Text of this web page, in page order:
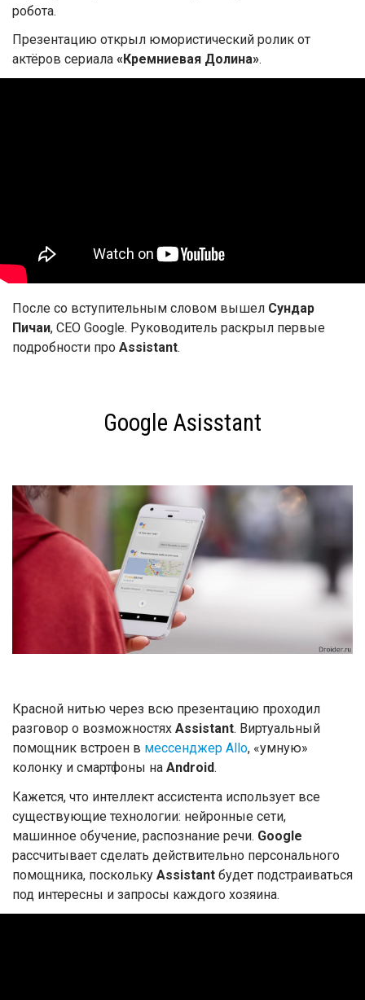
робота.
Презентацию открыл юмористический ролик от
актёров сериала «Кремниевая Долина».
После со вступительным словом вышел Сундар
Пичаи, CEO Google. Руководитель раскрыл первые
подробности про Assistant.
Google Asisstant
Красной нитью через всю презентацию проходил
разговор о возможностях Assistant. Виртуальный
помощник встроен в мессенджер Allo, «умную»
колонку и смартфоны на Android.
Кажется, что интеллект ассистента использует все
существующие технологии: нейронные сети,
машинное обучение, распознание речи. Google
рассчитывает сделать действительно персонального
помощника, поскольку Assistant будет подстраиваться
под интересны и запросы каждого хозяина.